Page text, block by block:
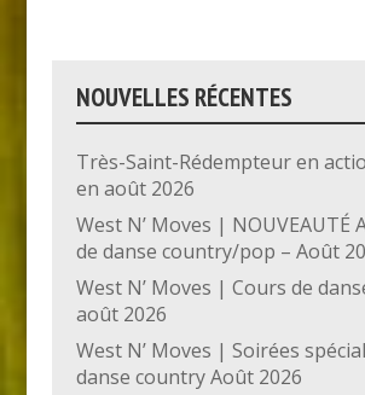
NOUVELLES RÉCENTES
Très-Saint-Rédempteur en
en août 2026
West N’ Moves | NOUVEAUTÉ
de danse country/pop – Août
West N’ Moves | Cours de
août 2026
West N’ Moves | Soirées
danse country Août 2026